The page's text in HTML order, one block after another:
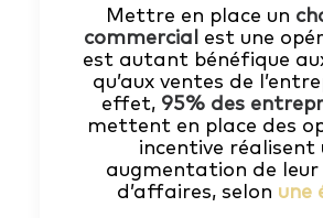
Mettre en place un
commercial est une
est autant bénéfique
qu’aux ventes de
effet, 95% des
mettent en place des
incentive réalisent
augmentation de
d’affaires, selon une